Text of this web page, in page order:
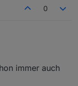
0
kann. Das war ja bis
der ja erst
ist und natürlich
immer auch